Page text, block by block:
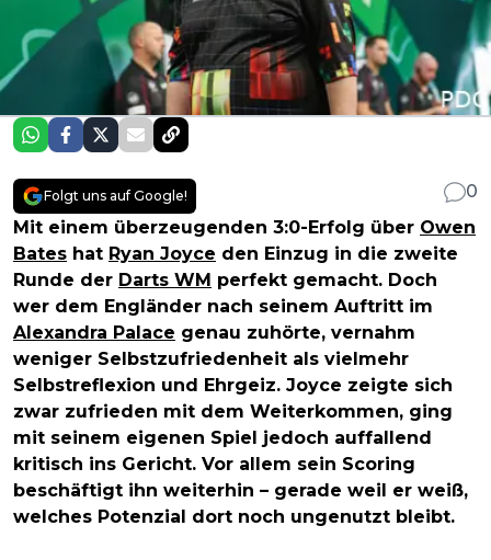
Folgt uns auf Google!
0
Mit einem überzeugenden 3:0-Erfolg über Owen
Bates hat Ryan Joyce den Einzug in die zweite
Runde der Darts WM perfekt gemacht. Doch
wer dem Engländer nach seinem Auftritt im
Alexandra Palace genau zuhörte, vernahm
weniger Selbstzufriedenheit als vielmehr
Selbstreflexion und Ehrgeiz. Joyce zeigte sich
zwar zufrieden mit dem Weiterkommen, ging
mit seinem eigenen Spiel jedoch auffallend
kritisch ins Gericht. Vor allem sein Scoring
beschäftigt ihn weiterhin – gerade weil er weiß,
welches Potenzial dort noch ungenutzt bleibt.